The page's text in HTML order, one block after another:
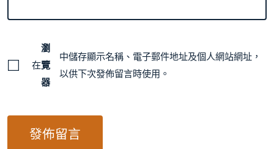
在
瀏
覽
器
中儲存顯示名稱、電子郵件地址及個人網站網址，
以供下次發佈留言時使用。